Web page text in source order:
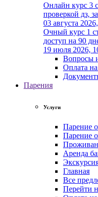
Онлайн курс 3
проверкой дз,
03 августа
Очный курс 1
доступ на 90
19 июля 2026,
Вопросы
Оплата на
Парения
Услуги
Парение
Парение
Аренда
Главная
Все
Перейти